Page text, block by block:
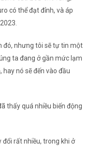
có thể đạt đỉnh, và áp
đó, nhưng tôi sẽ tự tin một
ta đang ở gần mức lạm
nó sẽ đến vào đầu
thấy quá nhiều biến động
đổi rất nhiều, trong khi ở